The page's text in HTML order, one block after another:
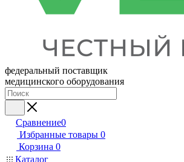
федеральный поставщик
медицинского оборудования
Сравнение0
Избранные товары 0
Корзина 0
Каталог